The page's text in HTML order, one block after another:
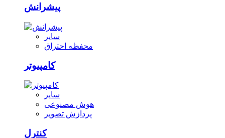
پیشرانش
سایر
محفظه احتراق
کامپیوتر
سایر
هوش مصنوعی
پردازش تصویر
کنترل